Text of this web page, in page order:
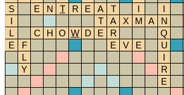
S
E N T R E A T I
I
I
T A X M A
N
L
C H O W D E R
Q
E
F E V E
U
L
I
Y
R
E